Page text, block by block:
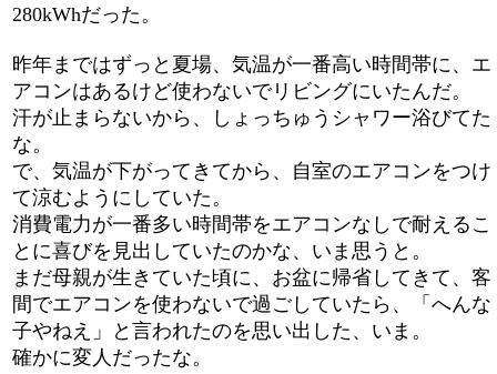
280kWhだった。
昨年まではずっと夏場、気温が一番高い時間帯に、エ
アコンはあるけど使わないでリビングにいたんだ。
汗が止まらないから、しょっちゅうシャワー浴びてた
な。
で、気温が下がってきてから、自室のエアコンをつけ
て涼むようにしていた。
消費電力が一番多い時間帯をエアコンなしで耐えるこ
とに喜びを見出していたのかな、いま思うと。
まだ母親が生きていた頃に、お盆に帰省してきて、客
間でエアコンを使わないで過ごしていたら、「へんな
子やねえ」と言われたのを思い出した、いま。
確かに変人だったな。